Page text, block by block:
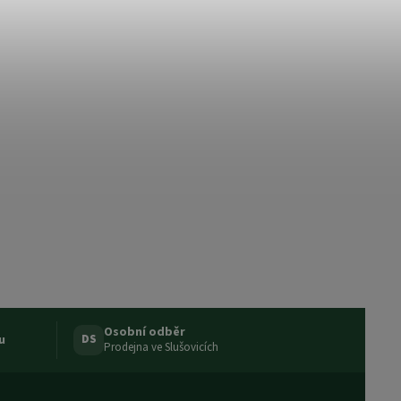
DS Osobní odběr
Prodejna ve Slušovicích